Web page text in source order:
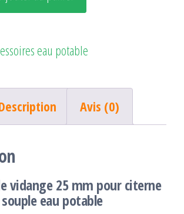
eau potable
Avis (0)
vidange 25 mm pour citerne
souple eau potable